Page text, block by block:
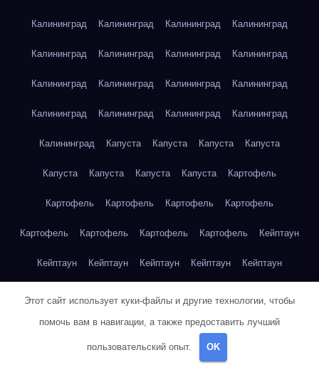
Калининград Калининград Калининград Калининград
Калининград Калининград Калининград Калининград
Калининград Калининград Калининград Калининград
Калининград Калининград Калининград Калининград
Калининград Капуста Капуста Капуста Капуста
Капуста Капуста Капуста Капуста Картофель
Картофель Картофель Картофель Картофель
Картофель Картофель Картофель Картофель Кейптаун
Кейптаун Кейптаун Кейптаун Кейптаун Кейптаун
Кейптаун Кейптаун Кейптаун Кейптаун Кейптаун
Кейптаун Кейптаун Кейптаун
Этот сайт использует куки-файлы и другие технологии, чтобы
помочь вам в навигации, а также предоставить лучший
пользовательский опыт. OK